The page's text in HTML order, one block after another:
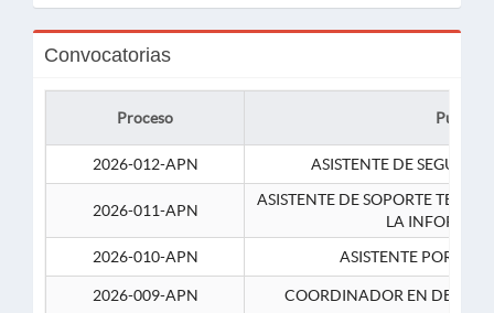
Convocatorias
Proceso Puesto
2026-012-APN ASISTENTE DE
2026-011-APN
ASISTENTE DE SOPORTE
LA
2026-010-APN
ASISTENTE
2026-009-APN COORDINADOR EN